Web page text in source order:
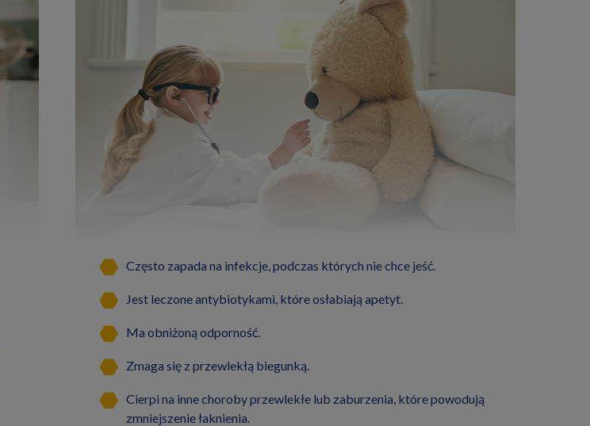
Często zapada na infekcje, podczas których nie chce jeść.
Jest leczone antybiotykami, które osłabiają apetyt.
Ma obniżoną odporność.
Zmaga się z przewlekłą biegunką.
Cierpi na inne choroby przewlekłe lub zaburzenia, które powodują
zmniejszenie łaknienia.